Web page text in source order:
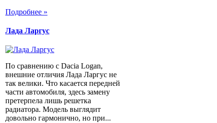
Подробнее »
Лада Ларгус
По сравнению с Dacia Logan,
внешние отличия Лада Ларгус не
так велики. Что касается передней
части автомобиля, здесь замену
претерпела лишь решетка
радиатора. Модель выглядит
довольно гармонично, но при...